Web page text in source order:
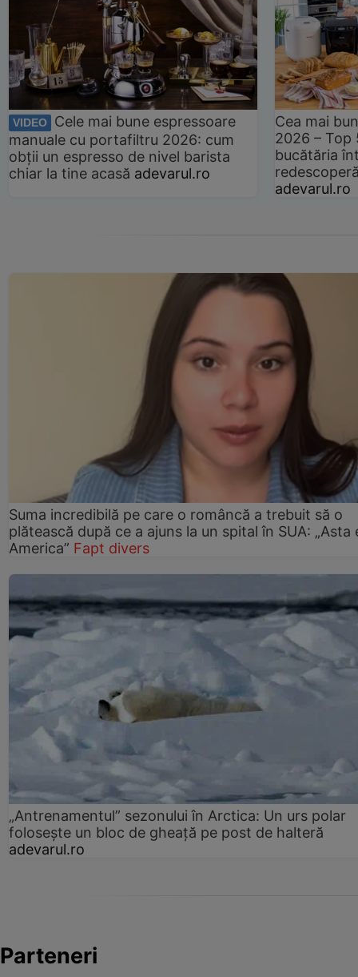
VIDEO
Cele mai bune espressoare
manuale cu portafiltru 2026: cum
obții un espresso de nivel barista
chiar la tine acasă adevarul.ro
Cea mai
2026 –
bucătăria
adevarul.ro
Suma incredibilă pe care o româncă a trebuit să o
plătească după ce a ajuns la un spital în SUA: „Asta
America” Fapt divers
„Antrenamentul” sezonului în Arctica: Un urs polar
folosește un bloc de gheață pe post de halteră
adevarul.ro
Parteneri